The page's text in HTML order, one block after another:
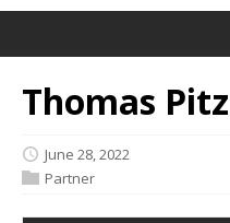
Thomas Pitz
June 28, 2022
Partner